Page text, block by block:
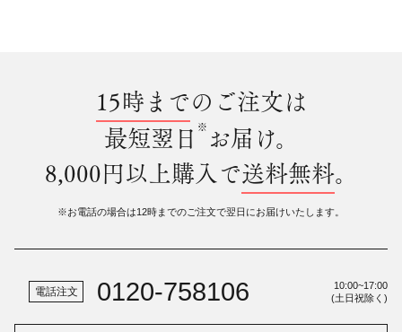
15時までのご注文は
最短翌日 ※ お届け。
8,000円以上購入で送料無料。
※お電話の場合は12時までのご注文で翌日にお届けいたします。
電話注文 0120-758106
10:00~17:00
(土日祝除く)